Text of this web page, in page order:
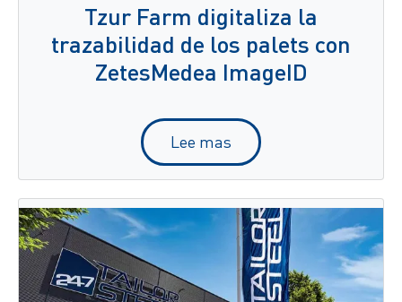
Tzur Farm digitaliza la
trazabilidad de los palets con
ZetesMedea ImageID
Lee mas